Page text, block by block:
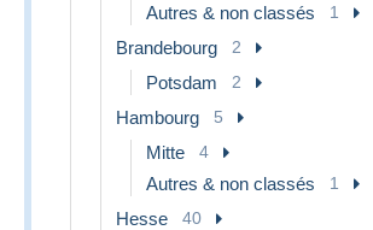
Autres & non classés 1
Brandebourg 2
Potsdam 2
Hambourg 5
Mitte 4
Autres & non classés 1
Hesse 40